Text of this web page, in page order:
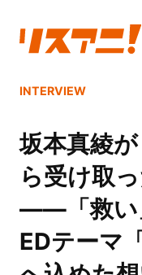
INTERVIEW
坂本真綾
ら受け取
――「救い
EDテーマ